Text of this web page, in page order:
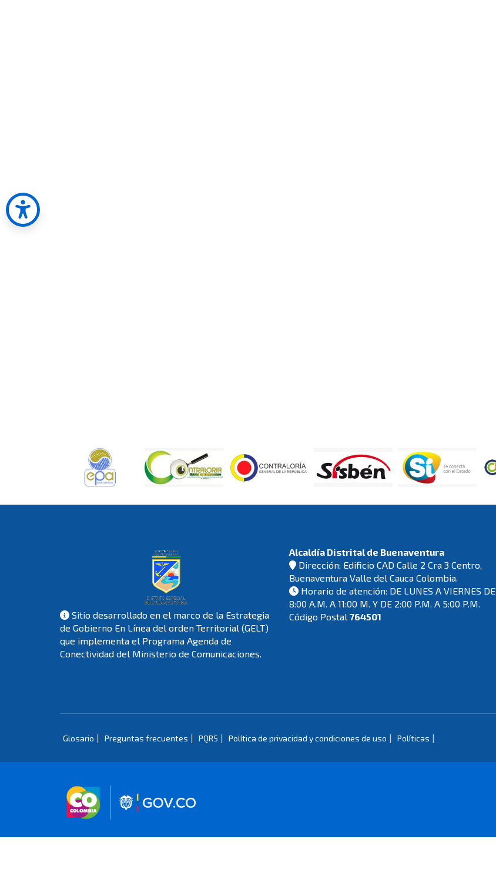
Sitio desarrollado en el marco de la Estrategia
de Gobierno En Línea del orden Territorial (GELT)
que implementa el Programa Agenda de
Conectividad del Ministerio de Comunicaciones.
Alcaldía Distrital de Buenaventura
Dirección: Edificio CAD Calle 2 Cra 3 Centro,
Buenaventura Valle del Cauca Colombia.
Horario de atención: DE LUNES A VIERNES DE
8:00 A.M. A 11:00 M. Y DE 2:00 P.M. A 5:00 P.M.
Código Postal 764501
Glosario | Preguntas frecuentes | PQRS | Política de privacidad y condiciones de uso | Políticas |
Logo Gobierno de Colombia